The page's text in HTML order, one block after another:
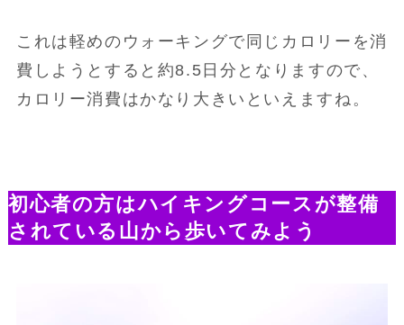
これは軽めのウォーキングで同じカロリーを消
費しようとすると約8.5日分となりますので、
カロリー消費はかなり大きいといえますね。
初心者の方はハイキングコースが整備
されている山から歩いてみよう